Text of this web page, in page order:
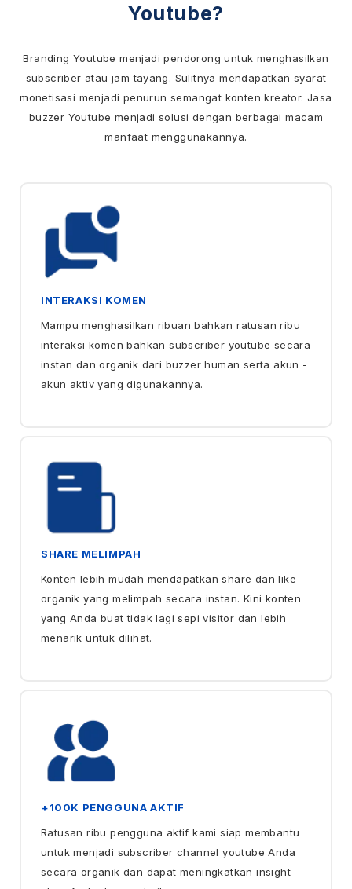
Youtube?
Branding Youtube menjadi pendorong untuk menghasilkan
subscriber atau jam tayang. Sulitnya mendapatkan syarat
monetisasi menjadi penurun semangat konten kreator. Jasa
buzzer Youtube menjadi solusi dengan berbagai macam
manfaat menggunakannya.
INTERAKSI KOMEN
Mampu menghasilkan ribuan bahkan ratusan ribu
interaksi komen bahkan subscriber youtube secara
instan dan organik dari buzzer human serta akun -
akun aktiv yang digunakannya.
SHARE MELIMPAH
Konten lebih mudah mendapatkan share dan like
organik yang melimpah secara instan. Kini konten
yang Anda buat tidak lagi sepi visitor dan lebih
menarik untuk dilihat.
+100K PENGGUNA AKTIF
Ratusan ribu pengguna aktif kami siap membantu
untuk menjadi subscriber channel youtube Anda
secara organik dan dapat meningkatkan insight